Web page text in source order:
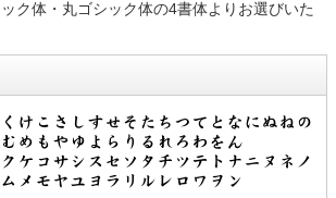
ク体・丸ゴシック体の4書体よりお選びいた